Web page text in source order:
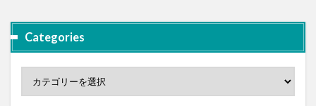
Categories